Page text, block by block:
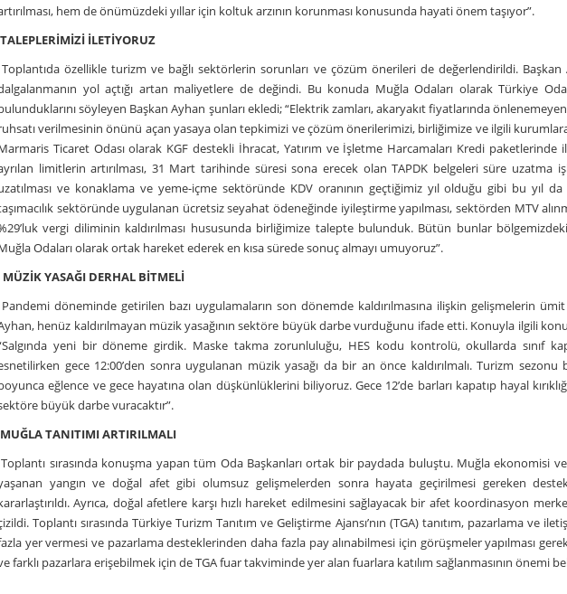
hem de önümüzdeki yıllar için koltuk arzının korunması konusunda hayati önem taşıyor”.
TALEPLERİMİZİ İLETİYORUZ
Toplantıda özellikle turizm ve bağlı sektörlerin sorunları ve çözüm önerileri de değerlendirildi.
yol açtığı artan maliyetlere de değindi. Bu konuda Muğla Odaları olarak Türkiye
söyleyen Başkan Ayhan şunları ekledi; “Elektrik zamları, akaryakıt fiyatlarında
verilmesinin önünü açan yasaya olan tepkimizi ve çözüm önerilerimizi, birliğimize ve ilgili
Ticaret Odası olarak KGF destekli İhracat, Yatırım ve İşletme Harcamaları Kredi
limitlerin artırılması, 31 Mart tarihinde süresi sona erecek olan TAPDK belgeleri süre uzatma
ve konaklama ve yeme-içme sektöründe KDV oranının geçtiğimiz yıl olduğu gibi bu yıl
sektöründe uygulanan ücretsiz seyahat ödeneğinde iyileştirme yapılması, sektörden MTV
vergi diliminin kaldırılması hususunda birliğimize talepte bulunduk. Bütün bunlar
Odaları olarak ortak hareket ederek en kısa sürede sonuç almayı umuyoruz”.
MÜZİK YASAĞI DERHAL BİTMELİ
Pandemi döneminde getirilen bazı uygulamaların son dönemde kaldırılmasına ilişkin gelişmelerin
henüz kaldırılmayan müzik yasağının sektöre büyük darbe vurduğunu ifade etti. Konuyla ilgili
yeni bir döneme girdik. Maske takma zorunluluğu, HES kodu kontrolü, okullarda sınıf
gece 12:00’den sonra uygulanan müzik yasağı da bir an önce kaldırılmalı. Turizm
eğlence ve gece hayatına olan düşkünlüklerini biliyoruz. Gece 12’de barları kapatıp hayal
büyük darbe vuracaktır”.
MUĞLA TANITIMI ARTIRILMALI
Toplantı sırasında konuşma yapan tüm Oda Başkanları ortak bir paydada buluştu. Muğla ekonomisi
yangın ve doğal afet gibi olumsuz gelişmelerden sonra hayata geçirilmesi gereken
Ayrıca, doğal afetlere karşı hızlı hareket edilmesini sağlayacak bir afet koordinasyon
Toplantı sırasında Türkiye Turizm Tanıtım ve Geliştirme Ajansı’nın (TGA) tanıtım, pazarlama ve
yer vermesi ve pazarlama desteklerinden daha fazla pay alınabilmesi için görüşmeler yapılması
farklı pazarlara erişebilmek için de TGA fuar takviminde yer alan fuarlara katılım sağlanmasının önemi